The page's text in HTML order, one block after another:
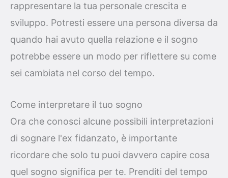
rappresentare la tua personale crescita e
sviluppo. Potresti essere una persona diversa da
quando hai avuto quella relazione e il sogno
potrebbe essere un modo per riflettere su come
sei cambiata nel corso del tempo.
Come interpretare il tuo sogno
Ora che conosci alcune possibili interpretazioni
di sognare l'ex fidanzato, è importante
ricordare che solo tu puoi davvero capire cosa
quel sogno significa per te. Prenditi del tempo